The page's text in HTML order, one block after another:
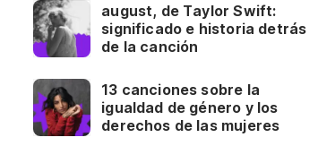
august, de Taylor Swift:
significado e historia detrás
de la canción
13 canciones sobre la
igualdad de género y los
derechos de las mujeres